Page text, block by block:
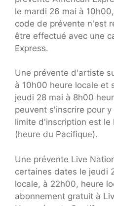
le mardi 26 mai à
code de prévente n'est
être effectué avec une
Express.
Une prévente d'artiste
à 10h00 heure locale et
jeudi 28 mai à 8h00
peuvent s'inscrire pour
limite d'inscription est
(heure du Pacifique).
Une prévente Live
certaines dates le jeudi
locale, à 22h00, heure
abonnement gratuit à